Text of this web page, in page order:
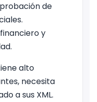
de
y
alto
necesita
a sus XML.